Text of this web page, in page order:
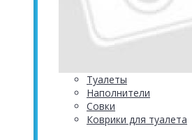
Туалеты
Наполнители
Совки
Коврики для туалета